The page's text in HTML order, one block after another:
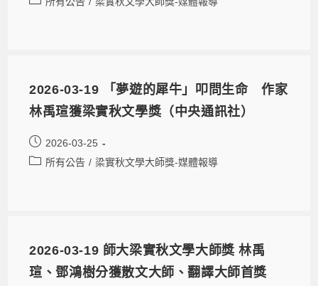
2026-03-19 「夢遊的犀牛」叩問生命 作家
林禹瑄獲梁實秋文學獎（中央通訊社）​
2026-03-25
所有公告 / 梁實秋文學大師獎-媒體報導
2026-03-19 師大梁實秋文學大師獎 林禹
瑄、鄧鴻樹分獲散文大師、翻譯大師首獎